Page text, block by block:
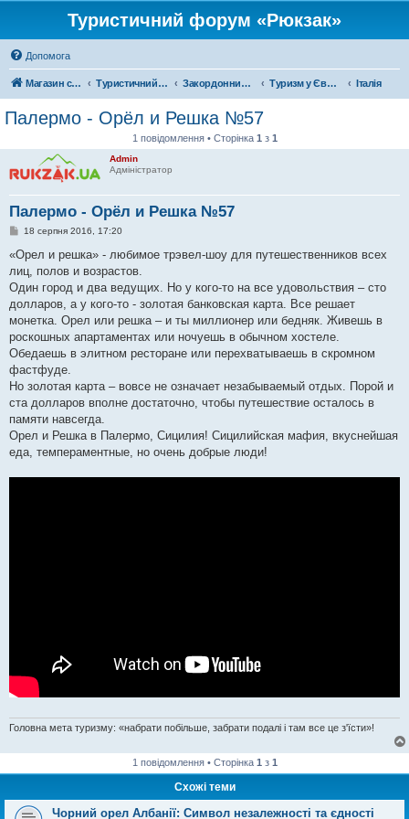
Туристичний форум «Рюкзак»
Допомога
Магазин спорядження Туристичний форум «Рюкзак» Закордонний туризм Туризм у Європі Італія
Палермо - Орёл и Решка №57
1 повідомлення • Сторінка 1 з 1
Admin
Адміністратор
Палермо - Орёл и Решка №57
П
в
д
о
м
л
е
н
я
18 серпня 2016, 17:20
«Орел и решка» - любимое трэвел-шоу для путешественников всех
лиц, полов и возрастов.
Один город и два ведущих. Но у кого-то на все удовольствия – сто
долларов, а у кого-то - золотая банковская карта. Все решает
монетка. Орел или решка – и ты миллионер или бедняк. Живешь в
роскошных апартаментах или ночуешь в обычном хостеле.
Обедаешь в элитном ресторане или перехватываешь в скромном
фастфуде.
Но золотая карта – вовсе не означает незабываемый отдых. Порой и
ста долларов вполне достаточно, чтобы путешествие осталось в
памяти навсегда.
Орел и Решка в Палермо, Сицилия! Сицилийская мафия, вкуснейшая
еда, темпераментные, но очень добрые люди!
Головна мета туризму: «набрати побільше, забрати подалі і там все це з'їсти»!
1 повідомлення • Сторінка 1 з 1
Схожі теми
Чорний орел Албанії: Символ незалежності та єдності